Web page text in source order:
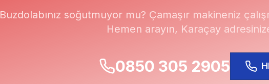
Buzdolabınız soğutmuyor mu? Çamaşır makineniz
Hemen arayın, Karaçay
0850 305 2905